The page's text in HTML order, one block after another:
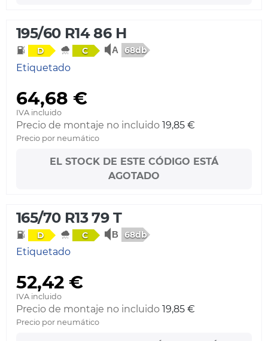
195/60 R14 86 H
D C 68db
Etiquetado
64,68 €
IVA incluido
Precio de montaje no incluido 19,85 €
Precio por neumático
EL STOCK DE ESTE CÓDIGO ESTÁ
AGOTADO
165/70 R13 79 T
D C 68db
Etiquetado
52,42 €
IVA incluido
Precio de montaje no incluido 19,85 €
Precio por neumático